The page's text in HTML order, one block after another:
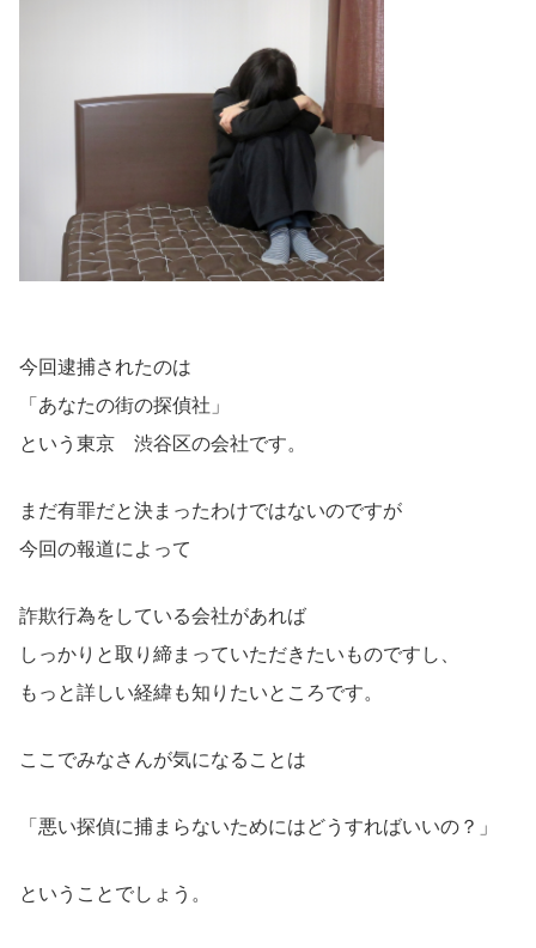
今回逮捕されたのは
「あなたの街の探偵社」
という東京 渋谷区の会社です。
まだ有罪だと決まったわけではないのですが
今回の報道によって
詐欺行為をしている会社があれば
しっかりと取り締まっていただきたいものですし、
もっと詳しい経緯も知りたいところです。
ここでみなさんが気になることは
「悪い探偵に捕まらないためにはどうすればいいの？」
ということでしょう。